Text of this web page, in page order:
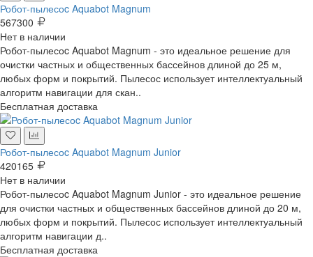
Робот-пылесоc Aquabot Magnum
567300
Нет в наличии
Робот-пылесоc Aquabot Magnum - это идеальное решение для
очистки частных и общественных бассейнов длиной до 25 м,
любых форм и покрытий. Пылесос использует интеллектуальный
алгоритм навигации для скан..
Бесплатная доставка
Робот-пылесоc Aquabot Magnum Junior
420165
Нет в наличии
Робот-пылесоc Aquabot Magnum Junior - это идеальное решение
для очистки частных и общественных бассейнов длиной до 20 м,
любых форм и покрытий. Пылесос использует интеллектуальный
алгоритм навигации д..
Бесплатная доставка